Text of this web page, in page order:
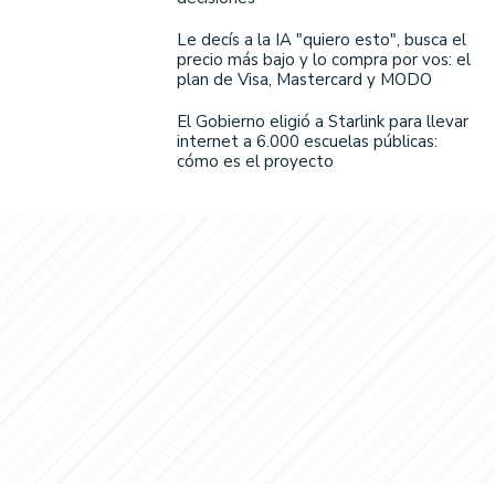
Le decís a la IA "quiero esto", busca el
precio más bajo y lo compra por vos: el
plan de Visa, Mastercard y MODO
El Gobierno eligió a Starlink para llevar
internet a 6.000 escuelas públicas:
cómo es el proyecto